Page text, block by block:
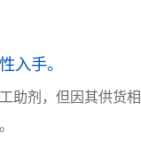
入手。
助剂，但因其供货相